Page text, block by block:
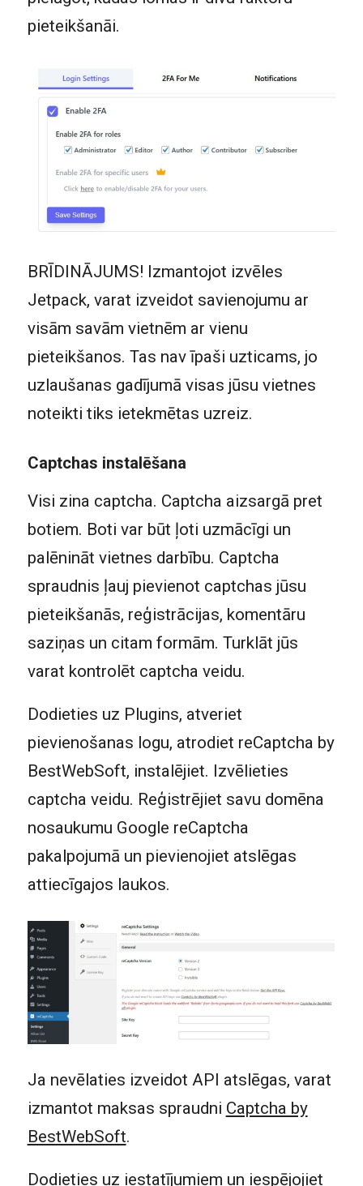
pieteikšanāi.
BRĪDINĀJUMS! Izmantojot izvēles
Jetpack, varat izveidot savienojumu ar
visām savām vietnēm ar vienu
pieteikšanos. Tas nav īpaši uzticams, jo
uzlaušanas gadījumā visas jūsu vietnes
noteikti tiks ietekmētas uzreiz.
Captchas instalēšana
Visi zina captcha. Captcha aizsargā pret
botiem. Boti var būt ļoti uzmācīgi un
palēnināt vietnes darbību. Captcha
spraudnis ļauj pievienot captchas jūsu
pieteikšanās, reģistrācijas, komentāru
saziņas un citam formām. Turklāt jūs
varat kontrolēt captcha veidu.
Dodieties uz Plugins, atveriet
pievienošanas logu, atrodiet reCaptcha by
BestWebSoft, instalējiet. Izvēlieties
captcha veidu. Reģistrējiet savu domēna
nosaukumu Google reCaptcha
pakalpojumā un pievienojiet atslēgas
attiecīgajos laukos.
Ja nevēlaties izveidot API atslēgas, varat
izmantot maksas spraudni Captcha by
BestWebSoft.
Dodieties uz iestatījumiem un iespējojiet